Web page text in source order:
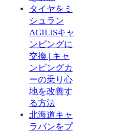
タイヤをミ
シュラン
AGILISキャ
ンピングに
交換 | キャ
ンピングカ
ーの乗り心
地を改善す
る方法
北海道キャ
ラバンをプ